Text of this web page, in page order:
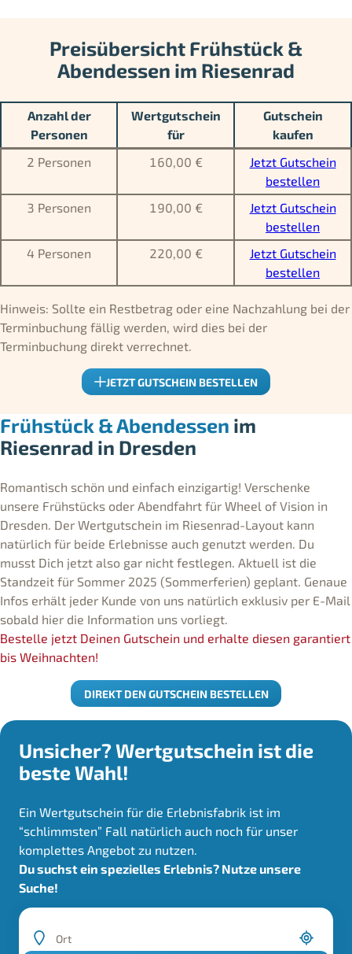
Preisübersicht Frühstück &
Abendessen im Riesenrad
Anzahl der
Personen
Wertgutschein
für
Gutschein
kaufen
2 Personen
160,00 €
Jetzt Gutschein
bestellen
3 Personen
190,00 €
Jetzt Gutschein
bestellen
4 Personen
220,00 €
Jetzt Gutschein
bestellen
Hinweis: Sollte ein Restbetrag oder eine Nachzahlung bei der
Terminbuchung fällig werden, wird dies bei der
Terminbuchung direkt verrechnet.
JETZT GUTSCHEIN BESTELLEN
Frühstück & Abendessen im
Riesenrad in Dresden
Romantisch schön und einfach einzigartig! Verschenke
unsere Frühstücks oder Abendfahrt für Wheel of Vision in
Dresden. Der Wertgutschein im Riesenrad-Layout kann
natürlich für beide Erlebnisse auch genutzt werden. Du
musst Dich jetzt also gar nicht festlegen. Aktuell ist die
Standzeit für Sommer 2025 (Sommerferien) geplant. Genaue
Infos erhält jeder Kunde von uns natürlich exklusiv per E-Mail
sobald hier die Information uns vorliegt.
Bestelle jetzt Deinen Gutschein und erhalte diesen garantiert
bis Weihnachten!
DIREKT DEN GUTSCHEIN BESTELLEN
Unsicher? Wertgutschein ist die
beste Wahl!
Ein Wertgutschein für die Erlebnisfabrik ist im
“schlimmsten” Fall natürlich auch noch für unser
komplettes Angebot zu nutzen.
Du suchst ein spezielles Erlebnis? Nutze unsere
Suche!
Ort